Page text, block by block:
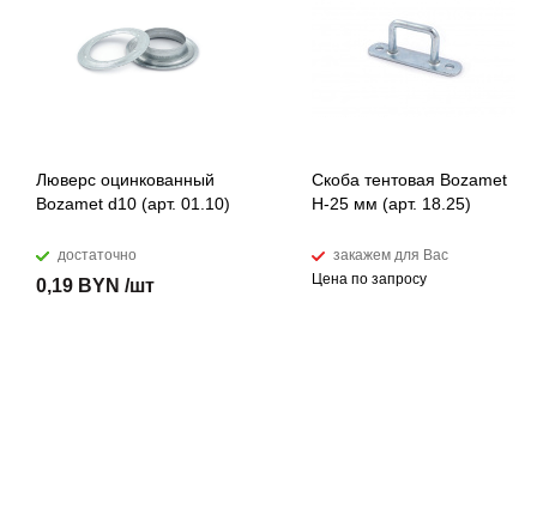
Люверс оцинкованный
Bozamet d10 (арт. 01.10)
достаточно
0,19 BYN /шт
Скоба тентовая Bozamet
Н-25 мм (арт. 18.25)
закажем для Вас
Цена по запросу